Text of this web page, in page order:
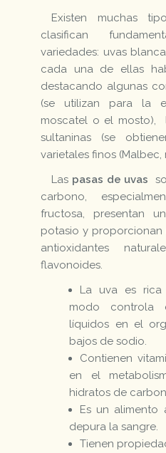
Existen muchas
clasifican
variedades: uvas
cada una de ellas
destacando algunas
(se utilizan para la
moscatel o el mosto),
sultaninas (se
varietales finos
Las pasas de uvas
carbono,
fructosa, presentan
potasio y
antioxidantes
flavonoides.
La uva es
modo controla
líquidos en el
bajos de sodio.
Contienen
en el
hidratos de
Es un alimento
depura la sangre.
Tienen